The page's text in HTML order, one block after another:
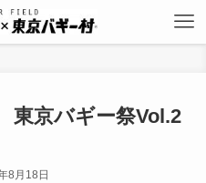
京バギー祭Vol.2
8月18日